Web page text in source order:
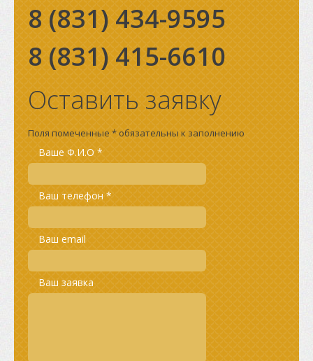
8 (831) 434-9595
8 (831) 415-6610
Оставить заявку
Поля помеченные * обязательны к заполнению
Ваше Ф.И.О *
Ваш телефон *
Ваш email
Ваш заявка